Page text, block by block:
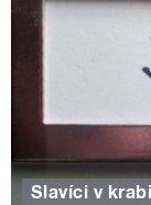
Slavíci v